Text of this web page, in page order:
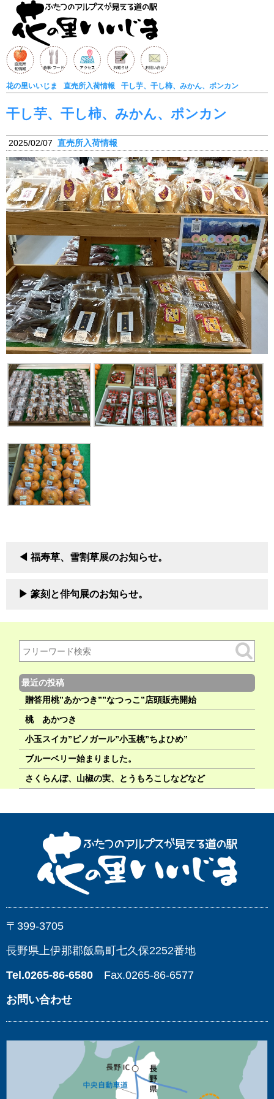
花の里いいじま 直売所入荷情報 干し芋、干し柿、みかん、ポンカン
干し芋、干し柿、みかん、ポンカン
2025/02/07 直売所入荷情報
福寿草、雪割草展のお知らせ。
篆刻と俳句展のお知らせ。
最近の投稿
贈答用桃”あかつき””なつっこ”店頭販売開始
桃 あかつき
小玉スイカ”ピノガール”小玉桃”ちよひめ”
ブルーベリー始まりました。
さくらんぼ、山椒の実、とうもろこしなどなど
〒399-3705
長野県上伊那郡飯島町七久保2252番地
Tel.0265-86-6580 Fax.0265-86-6577
お問い合わせ